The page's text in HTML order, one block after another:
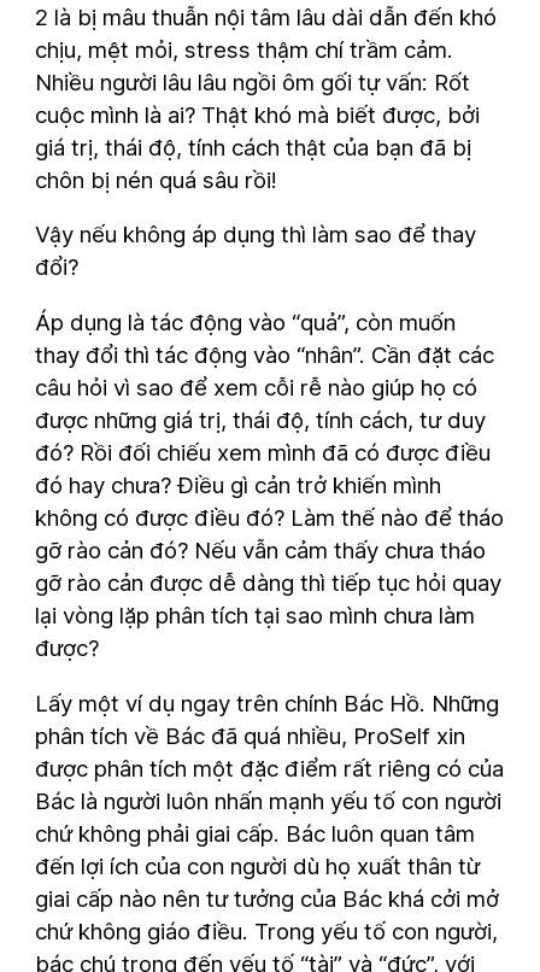
2 là bị mâu thuẫn nội tâm lâu dài dẫn đến khó
chịu, mệt mỏi, stress thậm chí trầm cảm.
Nhiều người lâu lâu ngồi ôm gối tự vấn: Rốt
cuộc mình là ai? Thật khó mà biết được, bởi
giá trị, thái độ, tính cách thật của bạn đã bị
chôn bị nén quá sâu rồi!
Vậy nếu không áp dụng thì làm sao để thay
đổi?
Áp dụng là tác động vào “quả”, còn muốn
thay đổi thì tác động vào “nhân”. Cần đặt các
câu hỏi vì sao để xem cỗi rễ nào giúp họ có
được những giá trị, thái độ, tính cách, tư duy
đó? Rồi đối chiếu xem mình đã có được điều
đó hay chưa? Điều gì cản trở khiến mình
không có được điều đó? Làm thế nào để tháo
gỡ rào cản đó? Nếu vẫn cảm thấy chưa tháo
gỡ rào cản được dễ dàng thì tiếp tục hỏi quay
lại vòng lặp phân tích tại sao mình chưa làm
được?
Lấy một ví dụ ngay trên chính Bác Hồ. Những
phân tích về Bác đã quá nhiều, ProSelf xin
được phân tích một đặc điểm rất riêng có của
Bác là người luôn nhấn mạnh yếu tố con người
chứ không phải giai cấp. Bác luôn quan tâm
đến lợi ích của con người dù họ xuất thân từ
giai cấp nào nên tư tưởng của Bác khá cởi mở
chứ không giáo điều. Trong yếu tố con người,
bác chú trọng đến yếu tố “tài” và “đức”, với